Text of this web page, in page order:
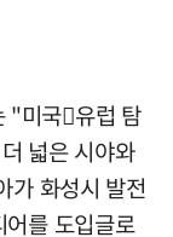
"미국유럽 탐
넓은 시야와
가 화성시 발전
를 도입글로